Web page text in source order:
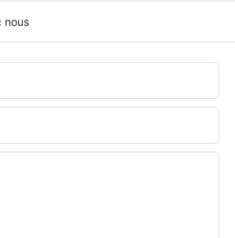
nous